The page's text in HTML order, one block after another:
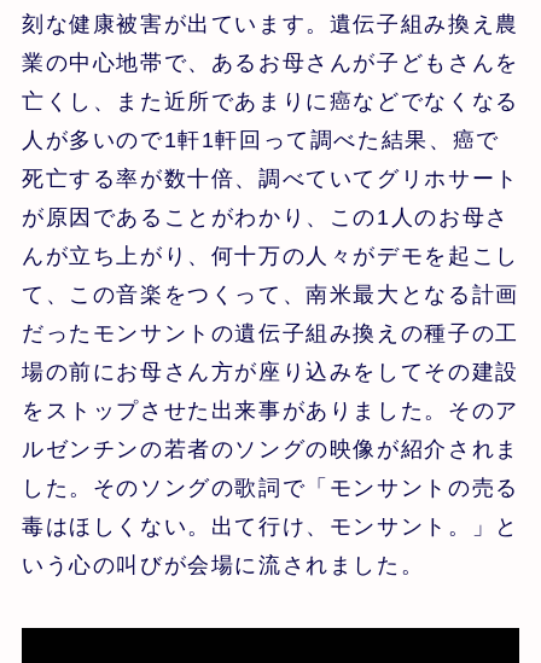
刻な健康被害が出ています。遺伝子組み換え農
業の中心地帯で、あるお母さんが子どもさんを
亡くし、また近所であまりに癌などでなくなる
人が多いので1軒1軒回って調べた結果、癌で
死亡する率が数十倍、調べていてグリホサート
が原因であることがわかり、この1人のお母さ
んが立ち上がり、何十万の人々がデモを起こし
て、この音楽をつくって、南米最大となる計画
だったモンサントの遺伝子組み換えの種子の工
場の前にお母さん方が座り込みをしてその建設
をストップさせた出来事がありました。そのア
ルゼンチンの若者のソングの映像が紹介されま
した。そのソングの歌詞で「モンサントの売る
毒はほしくない。出て行け、モンサント。」と
いう心の叫びが会場に流されました。